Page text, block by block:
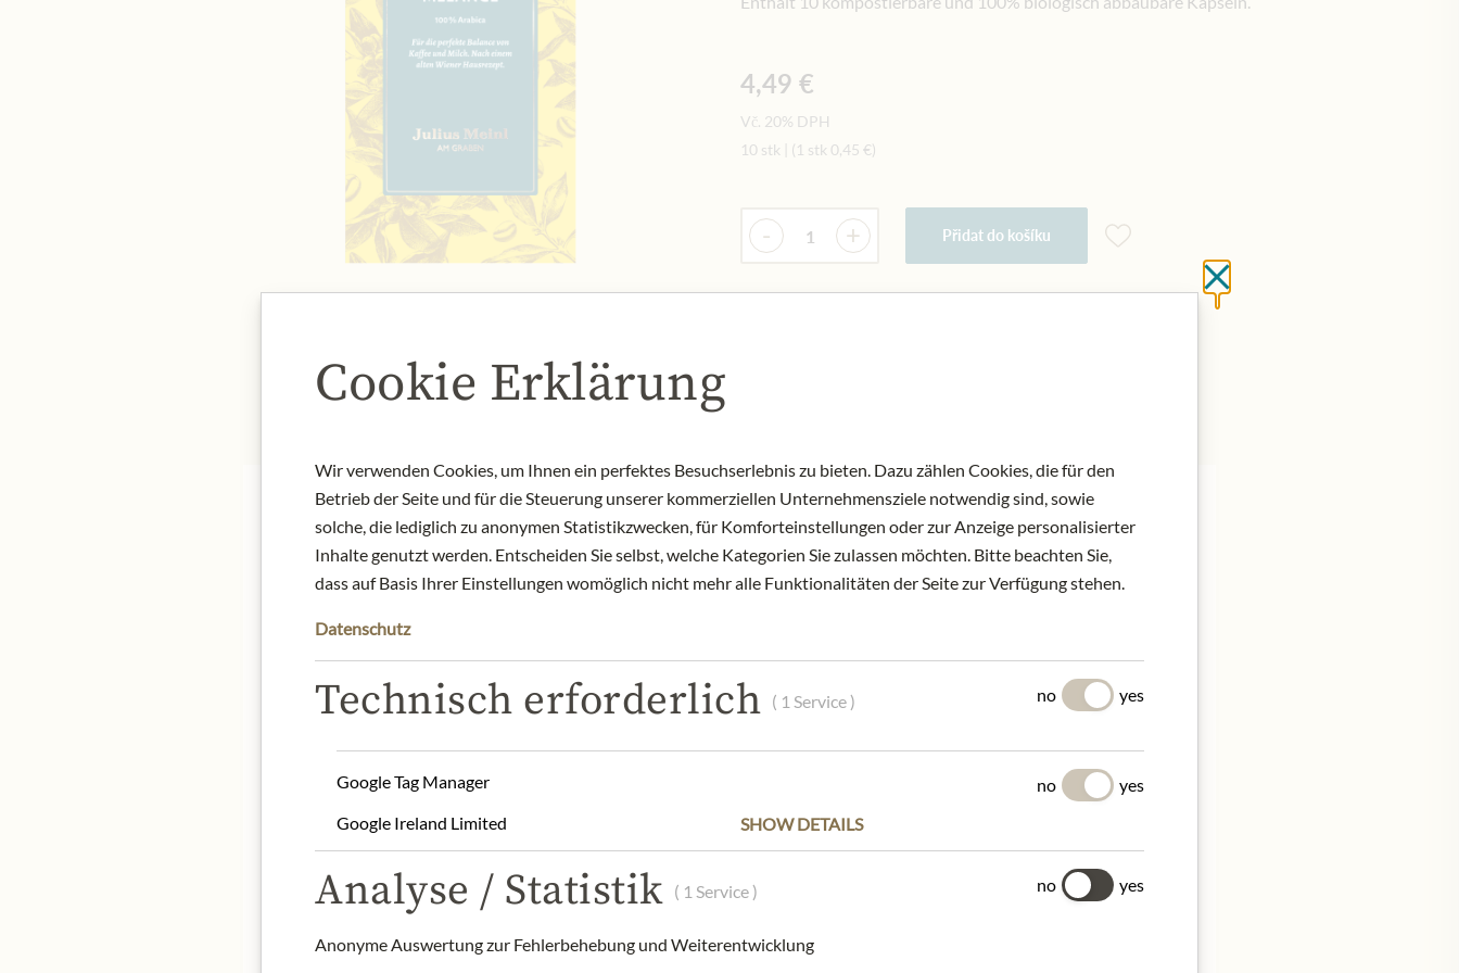
4,49 €
Vč. 20% DPH
10 stk
(1 stk 0,45 €)
Množství
- + Přidat do košíku
POPIS SLOŽENÍ A ALERGENY
Arabica Bohnen Zentral- und Mittelamerikas.
Unsere Kapseln sind kompostierbar und 100% biologisch abbaubar.
100% Arabica Bohnen, gerösteter und gemahlener Arabica Kaffee.
Produktbezeichnung: Röstkaffee, gemahlen
Aufbewahrung: vor Wärme geschützt und trocken lagern.
Kontakt: Julius Meinl am Graben GmbH, 1010 Wien, Österreich
*Die Marke Nespresso® ist weder Eigentum der Julius Meinl am Graben GmbH noch eines mit ihr verbundenen
Close without saving
Cookie Erklärung
Wir verwenden Cookies, um Ihnen ein perfektes Besuchserlebnis zu bieten. Dazu zählen Cookies, die für den
Betrieb der Seite und für die Steuerung unserer kommerziellen Unternehmensziele notwendig sind, sowie
solche, die lediglich zu anonymen Statistikzwecken, für Komforteinstellungen oder zur Anzeige personalisierter
Inhalte genutzt werden. Entscheiden Sie selbst, welche Kategorien Sie zulassen möchten. Bitte beachten Sie,
dass auf Basis Ihrer Einstellungen womöglich nicht mehr alle Funktionalitäten der Seite zur Verfügung stehen.
Datenschutz
Technisch erforderlich ( 1 Service ) no yes
Google Tag Manager no
yes
Google Ireland Limited
SHOW DETAILS
Analyse / Statistik ( 1 Service )
Anonyme Auswertung zur Fehlerbehebung und Weiterentwicklung
no yes